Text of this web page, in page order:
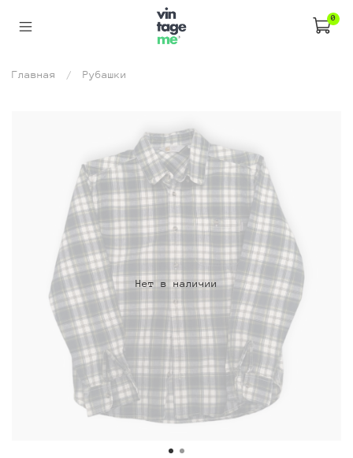
0
Главная Рубашки
Нет в наличии